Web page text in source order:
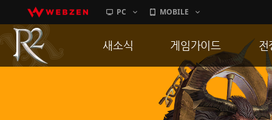
PC MOBILE
새소식 게임가이드
게임 특징
서버가이드
전
통
공